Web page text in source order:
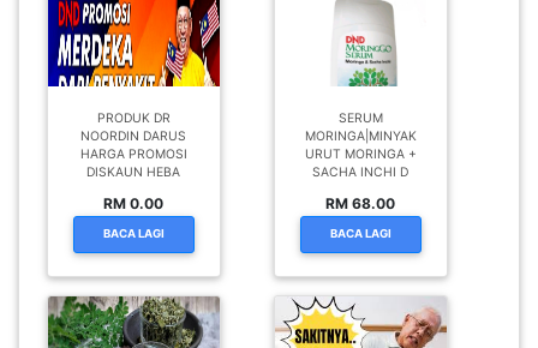
PRODUK DR
NOORDIN DARUS
HARGA PROMOSI
DISKAUN HEBA
RM 0.00
BACA LAGI
SERUM
MORINGA|MINYAK
URUT MORINGA +
SACHA INCHI D
RM 68.00
BACA LAGI